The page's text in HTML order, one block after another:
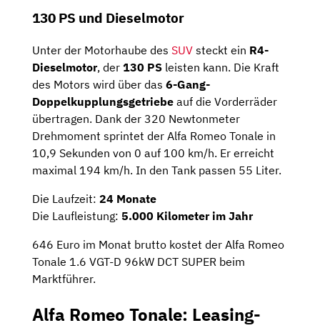
130 PS und Dieselmotor
Unter der Motorhaube des SUV steckt ein R4-
Dieselmotor, der 130 PS leisten kann. Die Kraft
des Motors wird über das 6-Gang-
Doppelkupplungsgetriebe auf die Vorderräder
übertragen. Dank der 320 Newtonmeter
Drehmoment sprintet der Alfa Romeo Tonale in
10,9 Sekunden von 0 auf 100 km/h. Er erreicht
maximal 194 km/h. In den Tank passen 55 Liter.
Die Laufzeit: 24 Monate
Die Laufleistung: 5.000 Kilometer im Jahr
646 Euro im Monat brutto kostet der Alfa Romeo
Tonale 1.6 VGT-D 96kW DCT SUPER beim
Marktführer.
Alfa Romeo Tonale: Leasing-